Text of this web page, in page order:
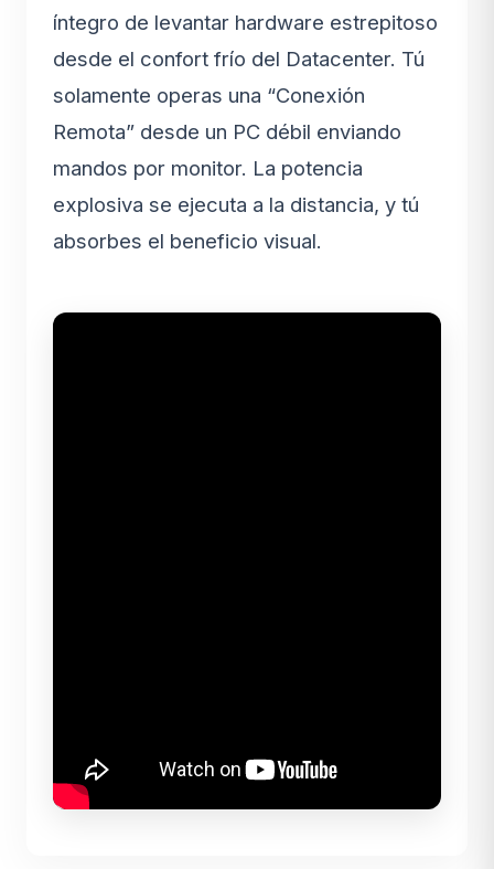
íntegro de levantar hardware estrepitoso
desde el confort frío del Datacenter. Tú
solamente operas una “Conexión
Remota” desde un PC débil enviando
mandos por monitor. La potencia
explosiva se ejecuta a la distancia, y tú
absorbes el beneficio visual.